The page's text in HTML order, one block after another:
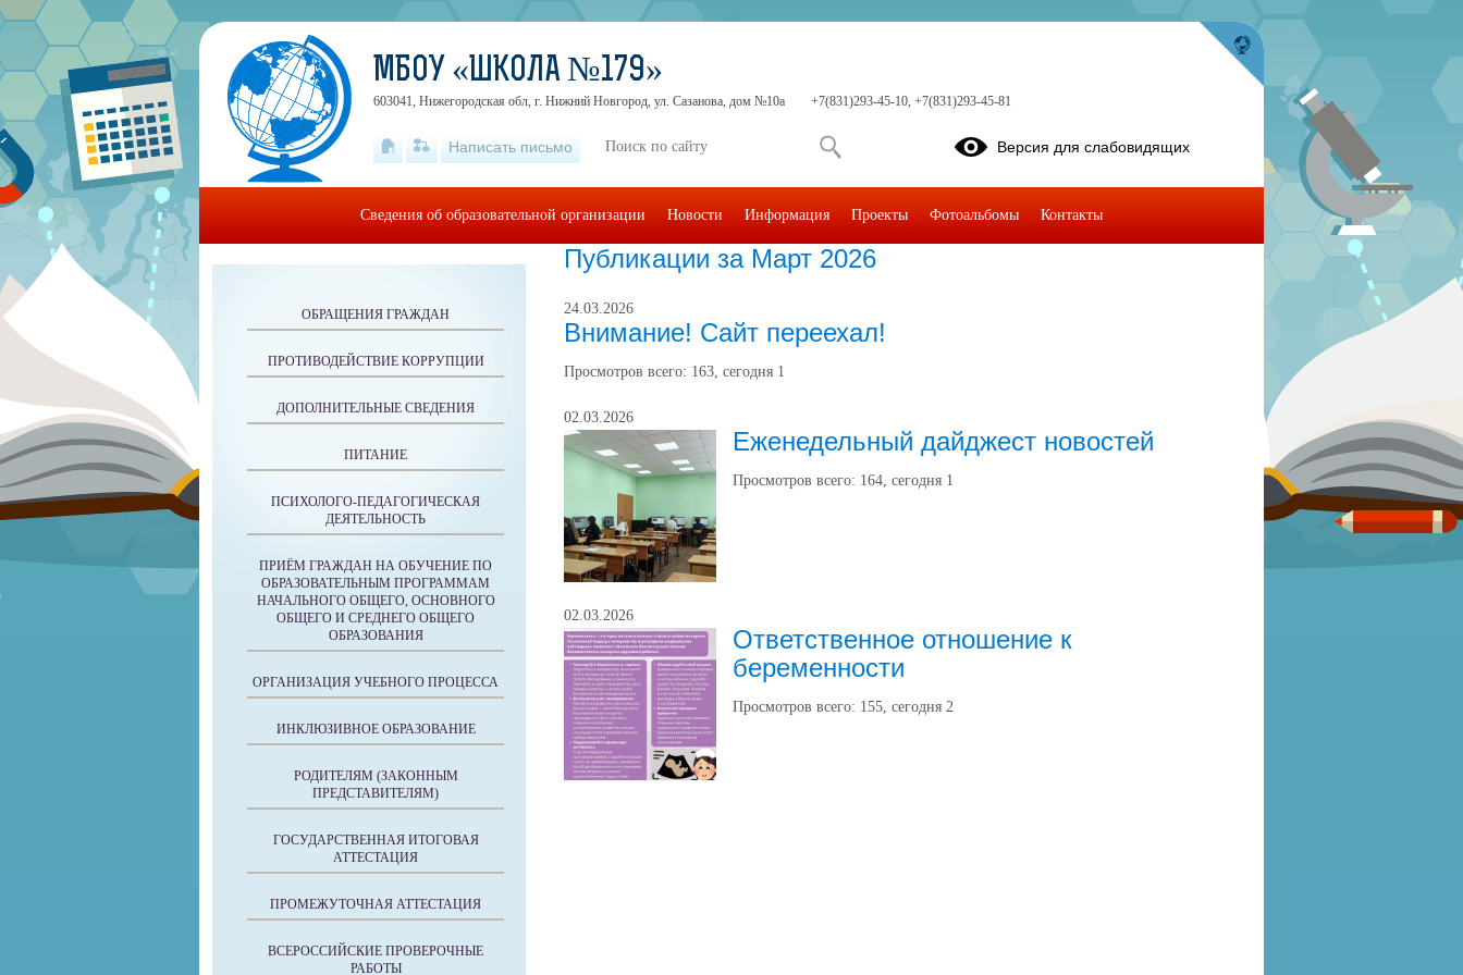
Публикации за Март 2026
24.03.2026
Внимание! Сайт переехал!
Просмотров всего: 163, сегодня 1
02.03.2026
Еженедельный дайджест новостей
Просмотров всего: 164, сегодня 1
02.03.2026
Ответственное отношение к
беременности
Просмотров всего: 155, сегодня 2
ОБРАЩЕНИЯ ГРАЖДАН
ПРОТИВОДЕЙСТВИЕ КОРРУПЦИИ
ДОПОЛНИТЕЛЬНЫЕ СВЕДЕНИЯ
ПИТАНИЕ
ПСИХОЛОГО-ПЕДАГОГИЧЕСКАЯ
ДЕЯТЕЛЬНОСТЬ
ПРИЁМ ГРАЖДАН НА ОБУЧЕНИЕ ПО
ОБРАЗОВАТЕЛЬНЫМ ПРОГРАММАМ
НАЧАЛЬНОГО ОБЩЕГО, ОСНОВНОГО
ОБЩЕГО И СРЕДНЕГО ОБЩЕГО
ОБРАЗОВАНИЯ
ОРГАНИЗАЦИЯ УЧЕБНОГО ПРОЦЕССА
ИНКЛЮЗИВНОЕ ОБРАЗОВАНИЕ
РОДИТЕЛЯМ (ЗАКОННЫМ
ПРЕДСТАВИТЕЛЯМ)
ГОСУДАРСТВЕННАЯ ИТОГОВАЯ
АТТЕСТАЦИЯ
ПРОМЕЖУТОЧНАЯ АТТЕСТАЦИЯ
ВСЕРОССИЙСКИЕ ПРОВЕРОЧНЫЕ
РАБОТЫ
МБОУ «ШКОЛА №179»
603041, Нижегородская обл, г. Нижний Новгород, ул. Сазанова, дом №10а +7(831)293-45-10, +7(831)293-45-81
Написать письмо Версия для слабовидящих
Сведения об образовательной организации Новости Информация Проекты Фотоальбомы Контакты